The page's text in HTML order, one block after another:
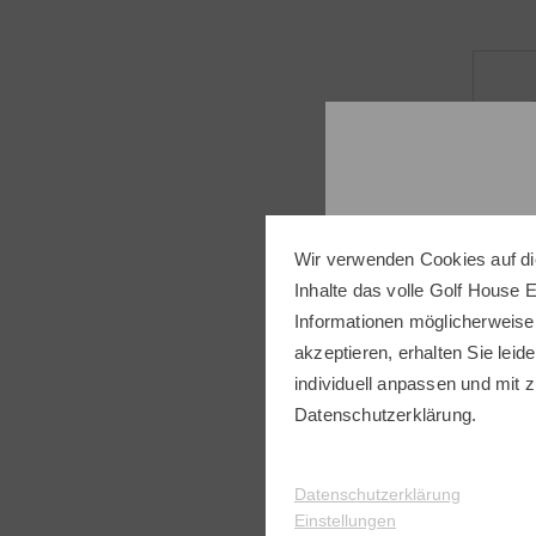
Wir verwenden Cookies auf
Inhalte das volle Golf House
Informationen
akzeptieren, erhalten Sie
individuell anpassen und mit
Datenschutzerklärung.
Datenschutzerklärung
Einstellungen